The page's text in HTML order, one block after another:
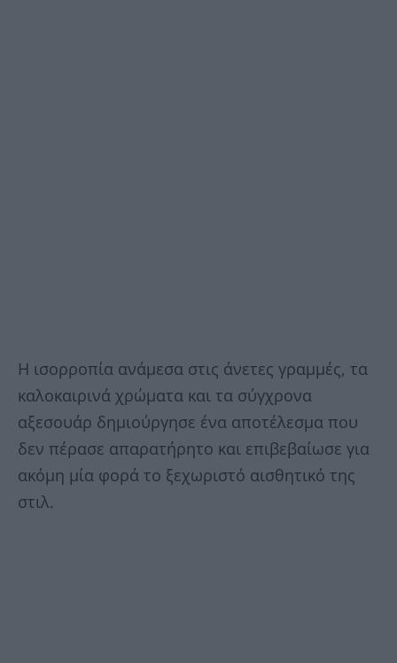
Η ισορροπία ανάμεσα στις άνετες γραμμές, τα
καλοκαιρινά χρώματα και τα σύγχρονα
αξεσουάρ δημιούργησε ένα αποτέλεσμα που
δεν πέρασε απαρατήρητο και επιβεβαίωσε για
ακόμη μία φορά το ξεχωριστό αισθητικό της
στιλ.